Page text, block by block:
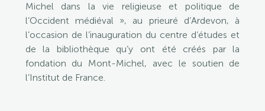
Michel dans la vie religieuse et politique de
l’Occident médiéval », au prieuré d’Ardevon, à
l’occasion de l’inauguration du centre d’études et
de la bibliothèque qu’y ont été créés par la
fondation du Mont-Michel, avec le soutien de
l’Institut de France.